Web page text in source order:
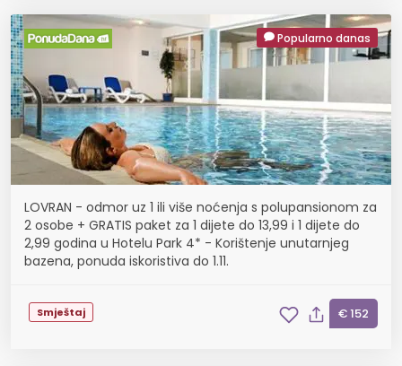
Popularno danas
LOVRAN - odmor uz 1 ili više noćenja s polupansionom za
2 osobe + GRATIS paket za 1 dijete do 13,99 i 1 dijete do
2,99 godina u Hotelu Park 4* - Korištenje unutarnjeg
bazena, ponuda iskoristiva do 1.11.
Smještaj € 152